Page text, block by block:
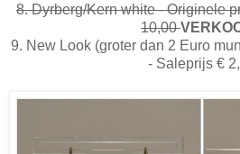
8. Dyrberg/Kern white - Originele
10,00
9. New Look (groter dan 2 Euro
- Saleprijs €